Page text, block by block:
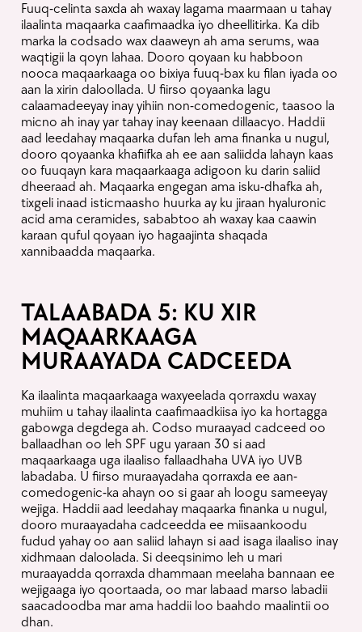
On Sale
Free Gift Items
Fuuq-celinta saxda ah waxay lagama maarmaan u tahay
ilaalinta maqaarka caafimaadka iyo dheellitirka. Ka dib
marka la codsado wax daaweyn ah ama serums, waa
waqtigii la qoyn lahaa. Dooro qoyaan ku habboon
nooca maqaarkaaga oo bixiya fuuq-bax ku filan iyada oo
aan la xirin daloollada. U fiirso qoyaanka lagu
calaamadeeyay inay yihiin non-comedogenic, taasoo la
micno ah inay yar tahay inay keenaan dillaacyo. Haddii
aad leedahay maqaarka dufan leh ama finanka u nugul,
dooro qoyaanka khafiifka ah ee aan saliidda lahayn kaas
oo fuuqayn kara maqaarkaaga adigoon ku darin saliid
dheeraad ah. Maqaarka engegan ama isku-dhafka ah,
tixgeli inaad isticmaasho huurka ay ku jiraan hyaluronic
acid ama ceramides, sababtoo ah waxay kaa caawin
karaan quful qoyaan iyo hagaajinta shaqada
xannibaadda maqaarka.
TALAABADA 5: KU XIR
MAQAARKAAGA
MURAAYADA CADCEEDA
Ka ilaalinta maqaarkaaga waxyeelada qorraxdu waxay
muhiim u tahay ilaalinta caafimaadkiisa iyo ka hortagga
gabowga degdega ah. Codso muraayad cadceed oo
ballaadhan oo leh SPF ugu yaraan 30 si aad
maqaarkaaga uga ilaaliso fallaadhaha UVA iyo UVB
labadaba. U fiirso muraayadaha qorraxda ee aan-
comedogenic-ka ahayn oo si gaar ah loogu sameeyay
wejiga. Haddii aad leedahay maqaarka finanka u nugul,
dooro muraayadaha cadceedda ee miisaankoodu
fudud yahay oo aan saliid lahayn si aad isaga ilaaliso inay
xidhmaan daloolada. Si deeqsinimo leh u mari
muraayadda qorraxda dhammaan meelaha bannaan ee
wejigaaga iyo qoortaada, oo mar labaad marso labadii
saacadoodba mar ama haddii loo baahdo maalintii oo
dhan.